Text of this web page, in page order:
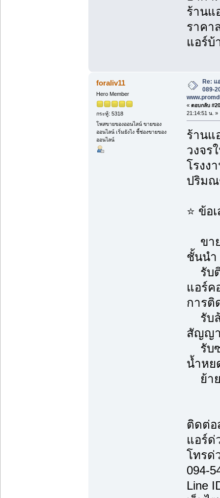
ร้านแ
ราคา
แอร์บ้
foraliv11
Hero Member
กระทู้: 5318
โพสขายของออนไลน์ ขายของ
ออนไลน์ เริ่มยังไง ชี้ช่องขายของ
ออนไลน์
Re: แ
089-
« ตอบกลับ
21:14:51 น. »
ร้านแ
วงจร
โรงง
ปริม
⭐ ข้อ
ขาย
ชั้นนำ
รับติ
แอร์ค
การติ
รับล้
สัญญา
รับซ่
น้ำหย
ย้าย
ติดต่อ
แอร์ด่
โทรด่
094-
Line